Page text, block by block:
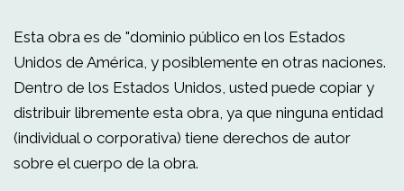
Esta obra es de "dominio público en los Estados
Unidos de América, y posiblemente en otras naciones.
Dentro de los Estados Unidos, usted puede copiar y
distribuir libremente esta obra, ya que ninguna entidad
(individual o corporativa) tiene derechos de autor
sobre el cuerpo de la obra.